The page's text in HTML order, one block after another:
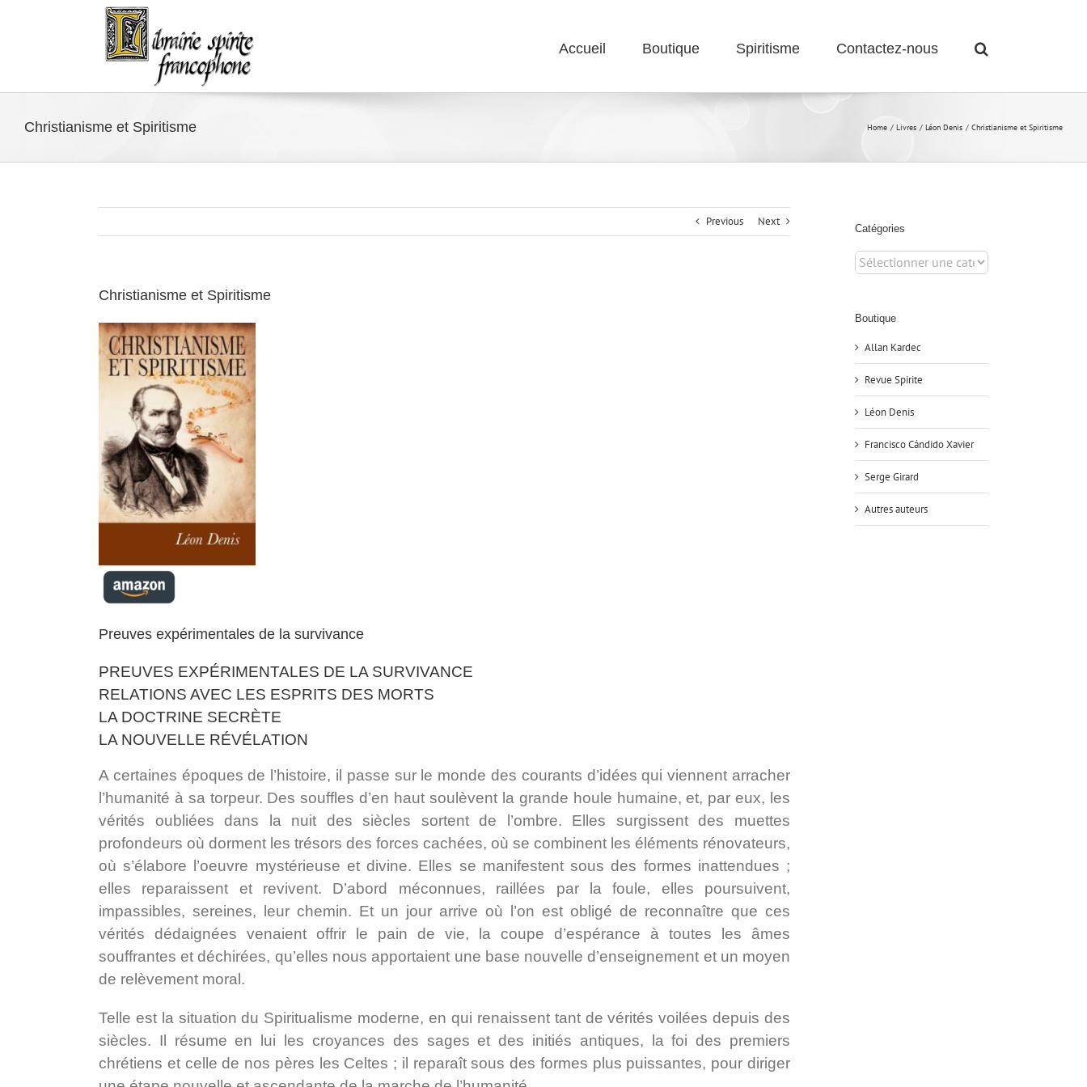
Accueil Boutique Spiritisme Contactez-nous
Christianisme et Spiritisme Home Livres Léon Denis Christianisme et Spiritisme
Previous Next
Christianisme et Spiritisme
Preuves expérimentales de la survivance
PREUVES EXPÉRIMENTALES DE LA SURVIVANCE
RELATIONS AVEC LES ESPRITS DES MORTS
LA DOCTRINE SECRÈTE
LA NOUVELLE RÉVÉLATION
A certaines époques de l’histoire, il passe sur le monde des courants d’idées qui viennent arracher
l’humanité à sa torpeur. Des souffles d’en haut soulèvent la grande houle humaine, et, par eux, les
vérités oubliées dans la nuit des siècles sortent de l’ombre. Elles surgissent des muettes
profondeurs où dorment les trésors des forces cachées, où se combinent les éléments rénovateurs,
où s’élabore l’oeuvre mystérieuse et divine. Elles se manifestent sous des formes inattendues ;
elles reparaissent et revivent. D’abord méconnues, raillées par la foule, elles poursuivent,
impassibles, sereines, leur chemin. Et un jour arrive où l’on est obligé de reconnaître que ces
vérités dédaignées venaient offrir le pain de vie, la coupe d’espérance à toutes les âmes
souffrantes et déchirées, qu’elles nous apportaient une base nouvelle d’enseignement et un moyen
de relèvement moral.
Telle est la situation du Spiritualisme moderne, en qui renaissent tant de vérités voilées depuis des
siècles. Il résume en lui les croyances des sages et des initiés antiques, la foi des premiers
chrétiens et celle de nos pères les Celtes ; il reparaît sous des formes plus puissantes, pour diriger
Catégories
Catégories
Boutique
Allan Kardec
Revue Spirite
Léon Denis
Francisco Cándido Xavier
Serge Girard
Autres auteurs